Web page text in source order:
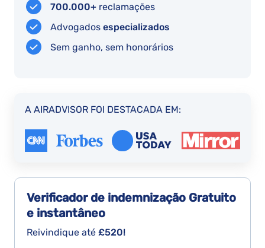
700.000+ reclamações
Advogados especializados
Sem ganho, sem honorários
A AIRADVISOR FOI DESTACADA EM:
Verificador de indemnização Gratuito
e instantâneo
Reivindique até £520!